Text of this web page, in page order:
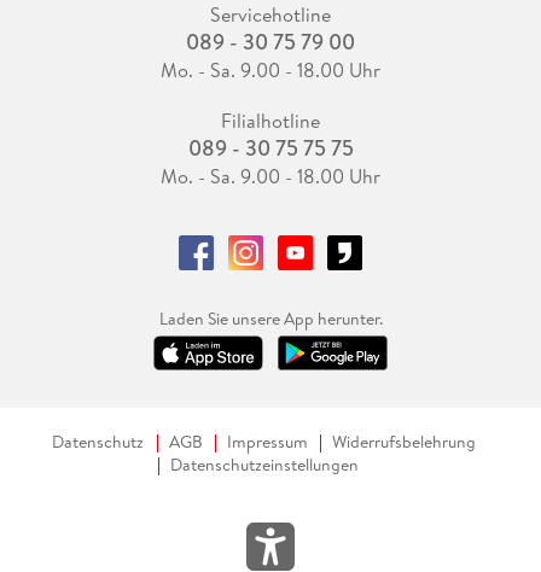
Servicehotline
089 - 30 75 79 00
Mo. - Sa. 9.00 - 18.00 Uhr
Filialhotline
089 - 30 75 75 75
Mo. - Sa. 9.00 - 18.00 Uhr
Laden Sie unsere App herunter.
Datenschutz AGB Impressum
Widerrufsbelehrung
Datenschutzeinstellungen